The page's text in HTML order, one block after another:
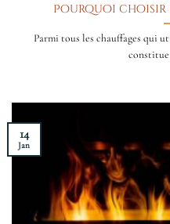
Pourquoi choisir
Parmi tous les chauffages qui
14
Jan